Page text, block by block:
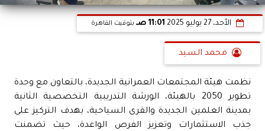
الأحد، 27 يوليو 2025 11:01 صـ بتوقيت القاهرة
محمد السيد
نظمت هيئة المجتمعات العمرانية الجديدة، بالتعاون مع وحدة
تطوير 2050 بالهيئة، الورشة التدريبية التخصصية الثانية
بمدينة العلمين الجديدة والقرى السياحية، بهدف التركيز على
جذب الاستثمارات وتعزيز الفرص الواعدة، حيث تضمنت